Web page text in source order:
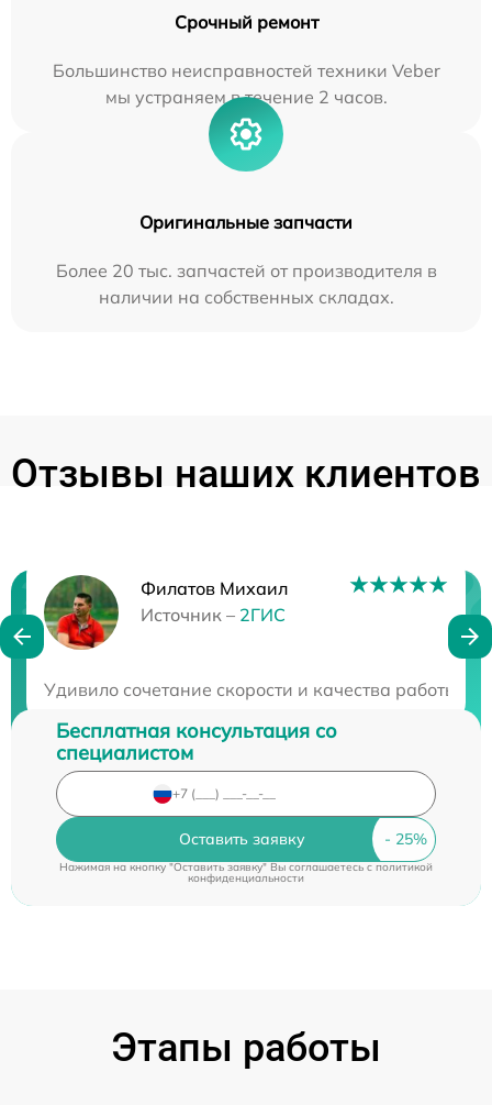
Срочный ремонт
Большинство неисправностей техники Veber
мы устраняем в течение 2 часов.
Оригинальные запчасти
Более 20 тыс. запчастей от производителя в
наличии на собственных складах.
Отзывы наших клиентов
Филатов Михаил
Источник – 2ГИС
Удивило сочетание скорости и качества работы.
Нужна консультация?
Бесплатная консультация со
специалистом
Оставить заявку
Нажимая на кнопку "Оставить заявку" Вы соглашаетесь cполитикой
конфиденциальности
Этапы работы